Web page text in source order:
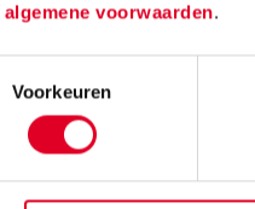
algemene voorwaarden.
Voorkeuren
Met de metalen
met gaas hang je
gemak
Lees meer